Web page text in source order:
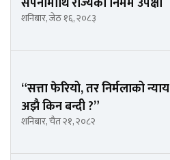
शनिबार, जेठ १६, २०८३
“सत्ता फेरियो, तर निर्मलाको न्याय
अझै किन बन्दी ?”
शनिबार, चैत २१, २०८२